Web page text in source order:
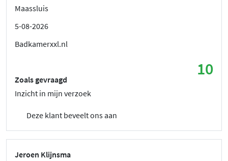
Maassluis
5-08-2026
Badkamerxxl.nl
10
Zoals gevraagd
Inzicht in mijn verzoek
Deze klant beveelt ons aan
Jeroen Klijnsma